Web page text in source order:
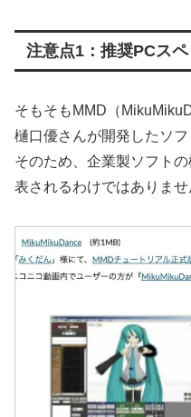
注意点1：推奨PCス
そもそもMMD（
樋口優さんが開発したソフ
そのため、企業製ソフト
表されるわけではありませ